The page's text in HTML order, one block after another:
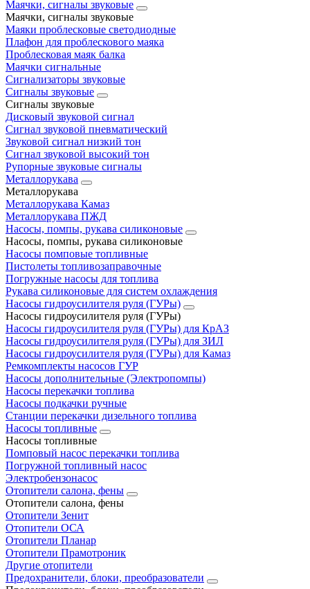
Маячки, сигналы звуковые
Маячки, сигналы звуковые
Маяки проблесковые светодиодные
Плафон для проблескового маяка
Проблесковая маяк балка
Маячки сигнальные
Сигнализаторы звуковые
Сигналы звуковые
Сигналы звуковые
Дисковый звуковой сигнал
Сигнал звуковой пневматический
Звуковой сигнал низкий тон
Сигнал звуковой высокий тон
Рупорные звуковые сигналы
Металлорукава
Металлорукава
Металлорукава Камаз
Металлорукава ПЖД
Насосы, помпы, рукава силиконовые
Насосы, помпы, рукава силиконовые
Насосы помповые топливные
Пистолеты топливозаправочные
Погружные насосы для топлива
Рукава силиконовые для систем охлаждения
Насосы гидроусилителя руля (ГУРы)
Насосы гидроусилителя руля (ГУРы)
Насосы гидроусилителя руля (ГУРы) для КрАЗ
Насосы гидроусилителя руля (ГУРы) для ЗИЛ
Насосы гидроусилителя руля (ГУРы) для Камаз
Ремкомплекты насосов ГУР
Насосы дополнительные (Электропомпы)
Насосы перекачки топлива
Насосы подкачки ручные
Станции перекачки дизельного топлива
Насосы топливные
Насосы топливные
Помповый насос перекачки топлива
Погружной топливный насос
Электробензонасос
Отопители салона, фены
Отопители салона, фены
Отопители Зенит
Отопители ОСА
Отопители Планар
Отопители Прамотроник
Другие отопители
Предохранители, блоки, преобразователи